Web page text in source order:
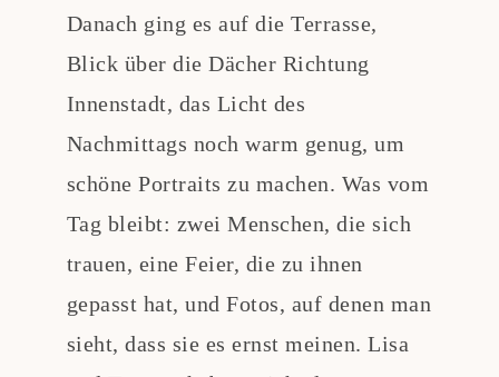
Danach ging es auf die Terrasse,
Blick über die Dächer Richtung
Innenstadt, das Licht des
Nachmittags noch warm genug, um
schöne Portraits zu machen. Was vom
Tag bleibt: zwei Menschen, die sich
trauen, eine Feier, die zu ihnen
gepasst hat, und Fotos, auf denen man
sieht, dass sie es ernst meinen. Lisa